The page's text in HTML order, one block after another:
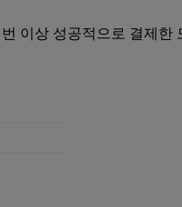
이상 성공적으로 결제한